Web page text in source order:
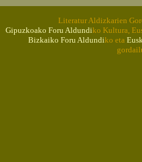
Literatur Aldizkarien
Gipuzkoako Foru Aldundiko Kultura,
Bizkaiko Foru Aldundiko eta